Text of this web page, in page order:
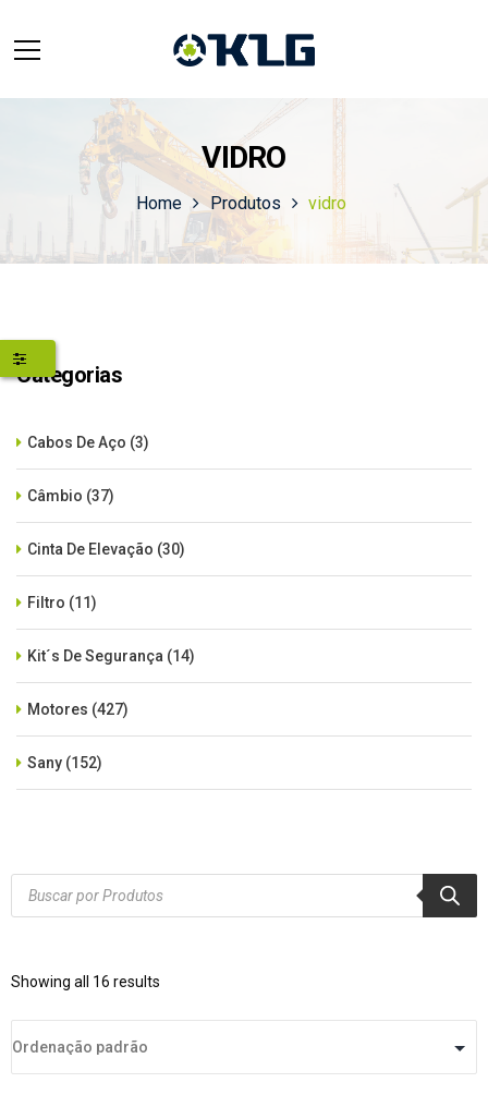
VIDRO
Home Produtos vidro
Categorias
Cabos De Aço (3)
Câmbio (37)
Cinta De Elevação (30)
Filtro (11)
Kit´s De Segurança (14)
Motores (427)
Sany (152)
Zoomlion(84)
Products
search
Showing all 16 results